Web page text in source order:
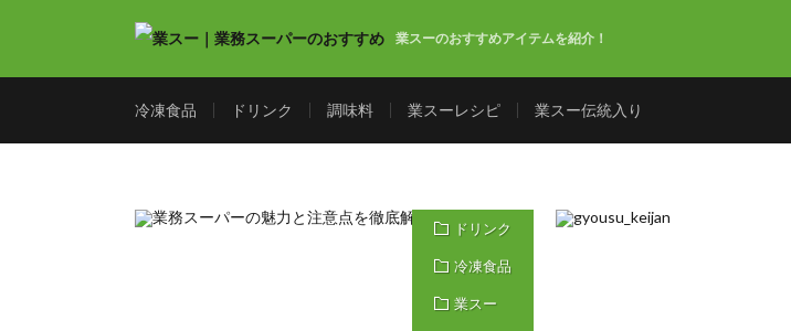
業スーのおすすめアイテムを紹介！
冷凍食品 ドリンク 調味料 業スーレシピ 業スー伝統入り
ドリンク
冷凍食品
業スー